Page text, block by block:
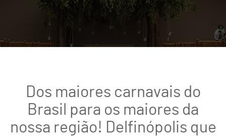
Dos maiores carnavais do
Brasil para os maiores da
nossa região! Delfinópolis que